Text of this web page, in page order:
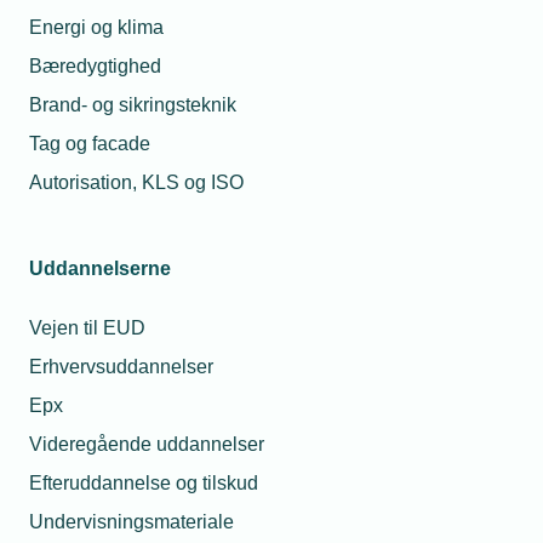
Energi og klima
Bæredygtighed
Brand- og sikringsteknik
Tag og facade
Autorisation, KLS og ISO
Uddannelserne
Vejen til EUD
Erhvervsuddannelser
Epx
Videregående uddannelser
Efteruddannelse og tilskud
Undervisningsmateriale
Adm. direktør i TEKNIQ Arbejdsgiverne, Troels Blicher
Relaterede nyheder
15. sep. 2022
grønneste land?
18. aug. 2025